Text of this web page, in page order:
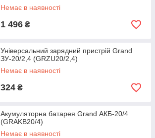
Немає в наявності
1 496 ₴
Універсальний зарядний пристрій Grand
ЗУ-20/2,4 (GRZU20/2,4)
Немає в наявності
324 ₴
Акумуляторна батарея Grand АКБ-20/4
(GRAKB20/4)
Немає в наявності